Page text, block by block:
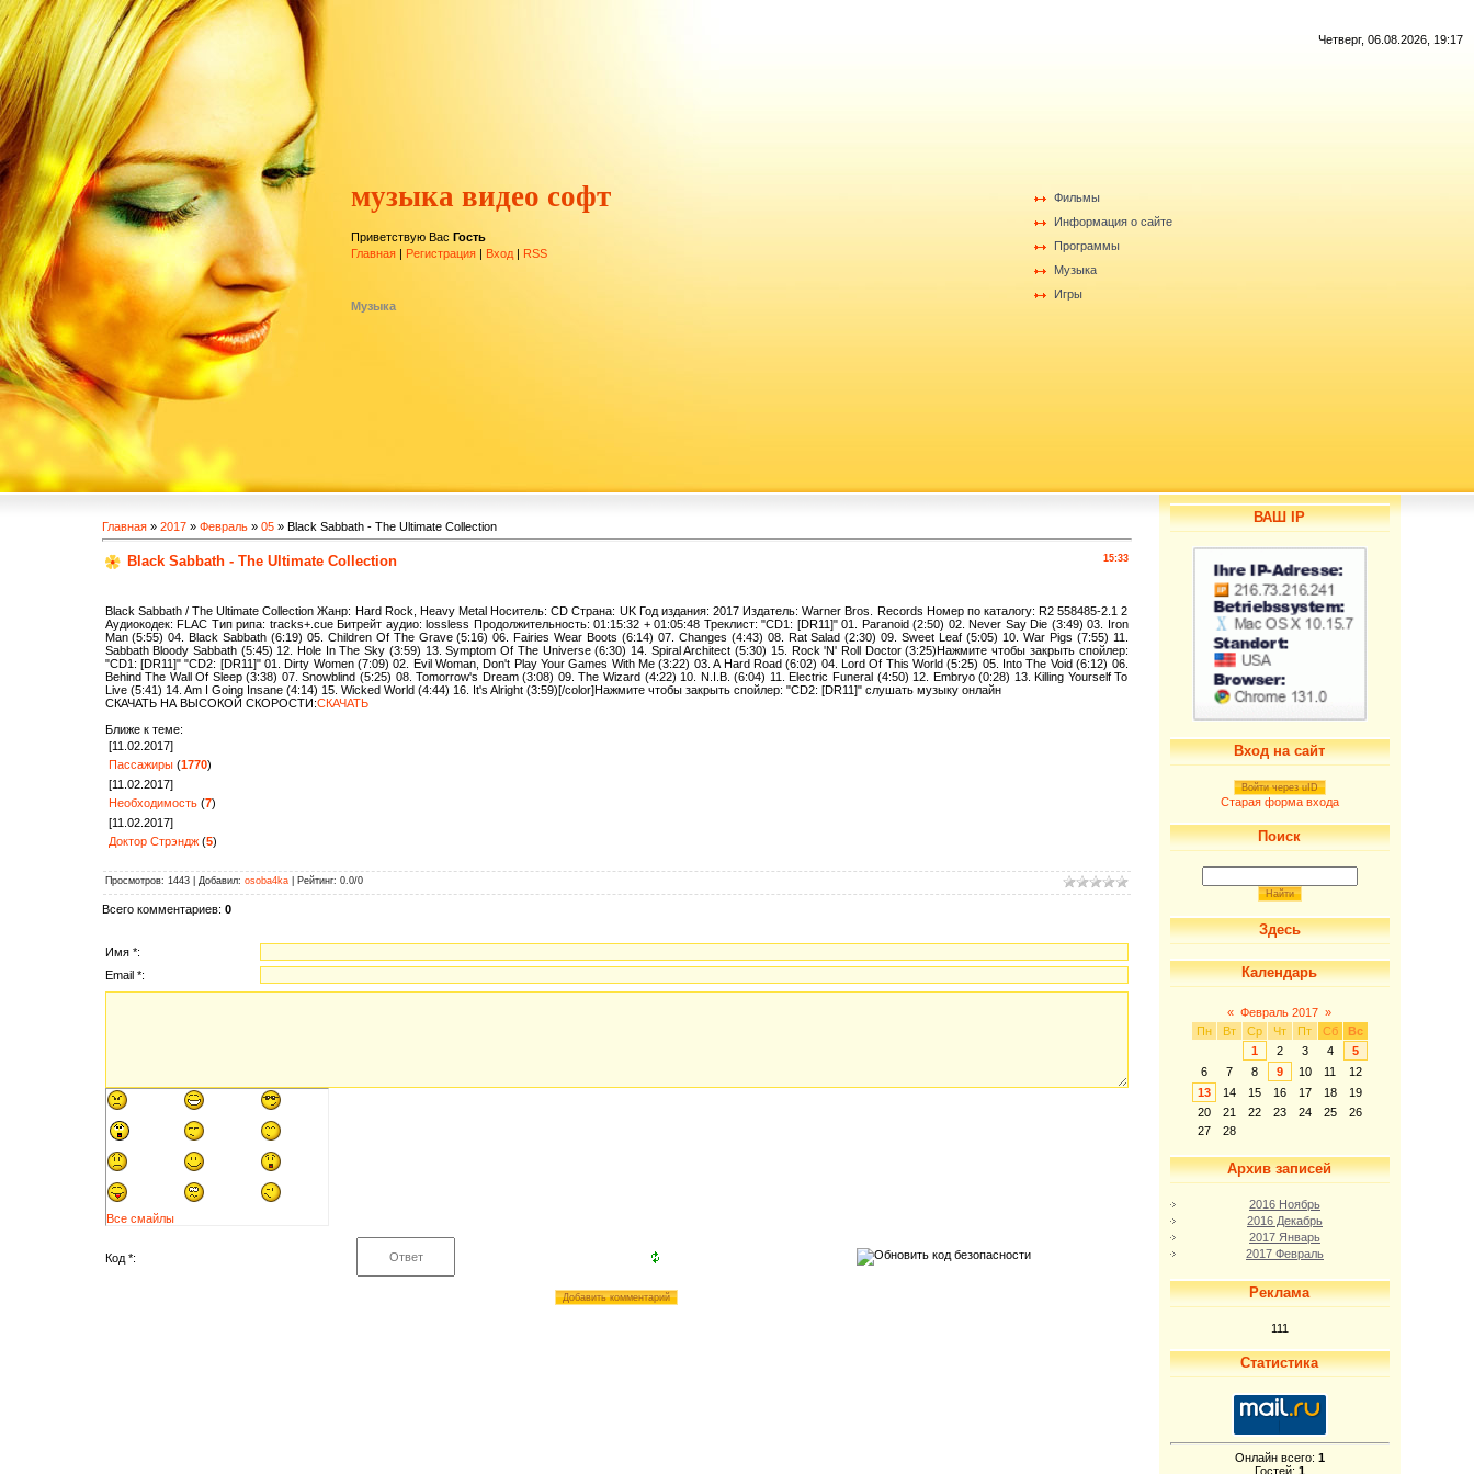
Четверг, 06.08.2026, 19:17
музыка видео софт
Приветствую Вас Гость
Главная | Регистрация | Вход | RSS
Музыка
Фильмы
Информация о сайте
Программы
Музыка
Игры
Главная» 2017 » Февраль » 05» Black Sabbath - The Ultimate Collection
15:33
Black Sabbath - The Ultimate Collection
Black Sabbath / The Ultimate Collection Жанр: Hard Rock, Heavy Metal Носитель: CD Страна: UK Год издания: 2017 Издатель: Warner Bros. Records Номер по каталогу: R2 558485-2.1 2
Аудиокодек: FLAC Тип рипа: tracks+.cue Битрейт аудио: lossless Продолжительность: 01:15:32 + 01:05:48 Треклист: "CD1: [DR11]" 01. Paranoid (2:50) 02. Never Say Die (3:49) 03. Iron
Man (5:55) 04. Black Sabbath (6:19) 05. Children Of The Grave (5:16) 06. Fairies Wear Boots (6:14) 07. Changes (4:43) 08. Rat Salad (2:30) 09. Sweet Leaf (5:05) 10. War Pigs (7:55) 11.
Sabbath Bloody Sabbath (5:45) 12. Hole In The Sky (3:59) 13. Symptom Of The Universe (6:30) 14. Spiral Architect (5:30) 15. Rock 'N' Roll Doctor (3:25)Нажмите чтобы закрыть спойлер:
"CD1: [DR11]" "CD2: [DR11]" 01. Dirty Women (7:09) 02. Evil Woman, Don't Play Your Games With Me (3:22) 03. A Hard Road (6:02) 04. Lord Of This World (5:25) 05. Into The Void (6:12) 06.
Behind The Wall Of Sleep (3:38) 07. Snowblind (5:25) 08. Tomorrow's Dream (3:08) 09. The Wizard (4:22) 10. N.I.B. (6:04) 11. Electric Funeral (4:50) 12. Embryo (0:28) 13. Killing Yourself To
Live (5:41) 14. Am I Going Insane (4:14) 15. Wicked World (4:44) 16. It's Alright (3:59)[/color]Нажмите чтобы закрыть спойлер: "CD2: [DR11]" слушать музыку онлайн
СКАЧАТЬ НА ВЫСОКОЙ СКОРОСТИ:СКАЧАТЬ
Ближе к теме:
[11.02.2017]
Пассажиры (1770)
[11.02.2017]
Необходимость (7)
[11.02.2017]
Доктор Стрэндж (5)
Просмотров: 1443| Добавил: osoba4ka Рейтинг: 0.0/0
Всего комментариев: 0
Имя *:
Email *:
Все смайлы
Код *:
ВАШ IP
Вход на сайт
Войти через uID
Старая форма входа
Поиск
Здесь
Календарь
« Февраль 2017 »
Пн
Вт Ср Чт Пт Сб
Вс
1
2 3 4
5
6
7 8 9 10 11
12
13
14 15 16 17 18
19
20
21 22 23 24 25
26
27
28
Архив записей
2016 Ноябрь
2016 Декабрь
2017 Январь
2017 Февраль
Реклама
111
Статистика
Онлайн всего: 1
Гостей: 1